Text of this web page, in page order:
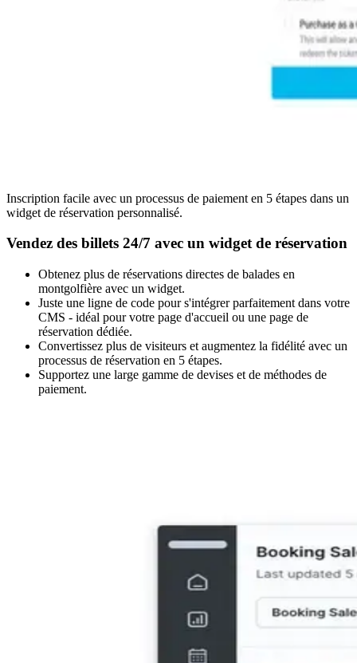
Inscription facile avec un processus de paiement en 5 étapes dans un
widget de réservation personnalisé.
Vendez des billets 24/7 avec un widget de réservation
Obtenez plus de réservations directes de balades en
montgolfière avec un widget.
Juste une ligne de code pour s'intégrer parfaitement dans votre
CMS - idéal pour votre page d'accueil ou une page de
réservation dédiée.
Convertissez plus de visiteurs et augmentez la fidélité avec un
processus de réservation en 5 étapes.
Supportez une large gamme de devises et de méthodes de
paiement.